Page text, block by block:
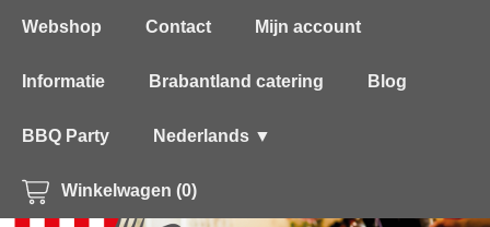
Webshop Contact Mijn account
Informatie Brabantland catering Blog
BBQ Party Nederlands ▼
Winkelwagen (0)